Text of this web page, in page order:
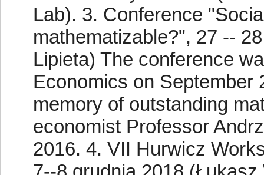
Lab). 3. Conference
mathematizable?", 27 --
Lipieta) The conference
Economics on September
memory of outstanding
economist Professor
2016. 4. VII Hurwicz